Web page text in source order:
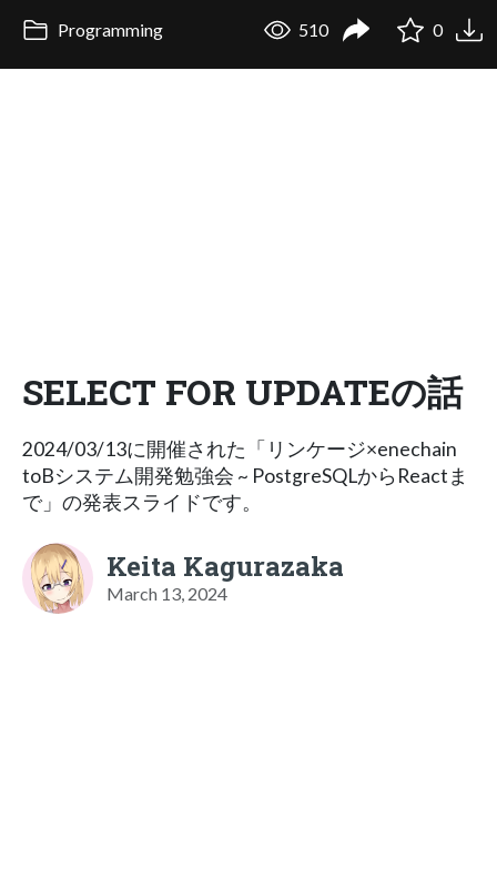
Programming 510 0
SELECT FOR UPDATEの話
2024/03/13に開催された「リンケージ×enechain
toBシステム開発勉強会 ~ PostgreSQLからReactま
で」の発表スライドです。
Keita Kagurazaka
March 13, 2024